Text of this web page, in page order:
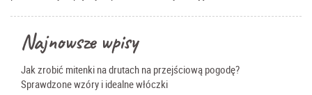
Najnowsze wpisy
Jak zrobić mitenki na drutach na przejściową pogodę?
Sprawdzone wzóry i idealne włóczki